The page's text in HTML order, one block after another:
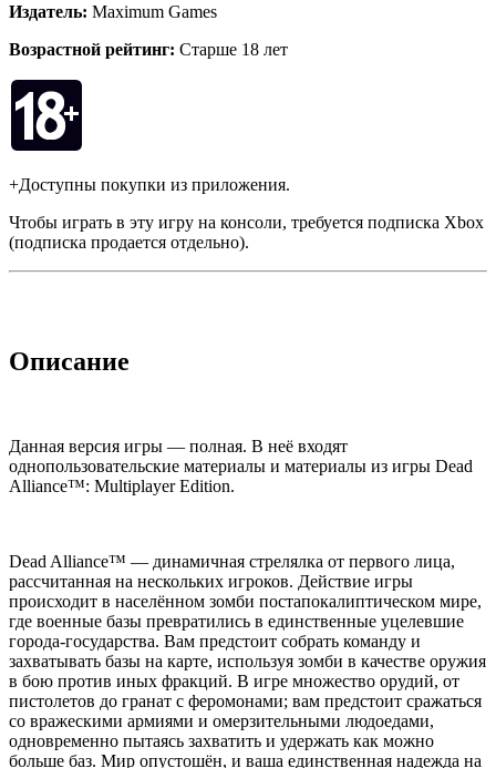
Издатель: Maximum Games
Возрастной рейтинг: Старше 18 лет
+Доступны покупки из приложения.
Чтобы играть в эту игру на консоли, требуется подписка Xbox
(подписка продается отдельно).
Описание
Данная версия игры — полная. В неё входят
однопользовательские материалы и материалы из игры Dead
Alliance™: Multiplayer Edition.
Dead Alliance™ — динамичная стрелялка от первого лица,
рассчитанная на нескольких игроков. Действие игры
происходит в населённом зомби постапокалиптическом мире,
где военные базы превратились в единственные уцелевшие
города-государства. Вам предстоит собрать команду и
захватывать базы на карте, используя зомби в качестве оружия
в бою против иных фракций. В игре множество орудий, от
пистолетов до гранат с феромонами; вам предстоит сражаться
со вражескими армиями и омерзительными людоедами,
одновременно пытаясь захватить и удержать как можно
больше баз. Мир опустошён, и ваша единственная надежда на